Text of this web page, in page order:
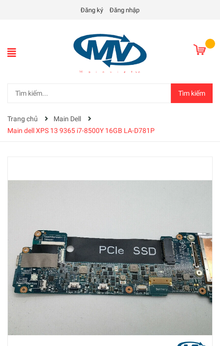
Đăng ký Đăng nhập
Tìm kiếm
Trang chủ
Main Dell
Main dell XPS 13 9365 i7-8500Y 16GB LA-D781P